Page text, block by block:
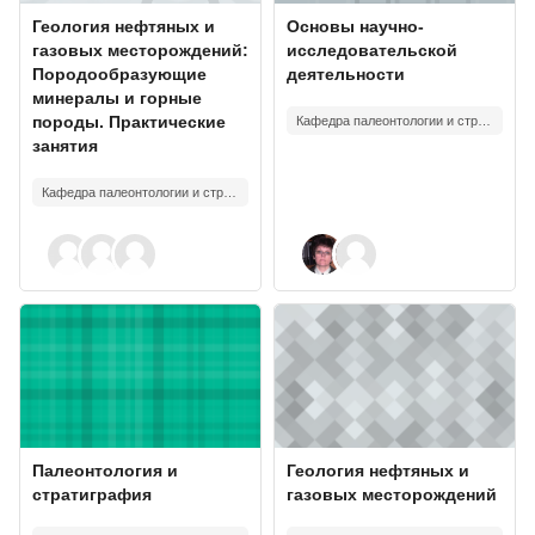
Изображение курса
Название курса
Геология нефтяных и
газовых месторождений:
Породообразующие
минералы и горные
породы. Практические
занятия
Изображение курса
Название курса
Основы научно-
исследовательской
деятельности
Изображение курса" Палеонтология и стратиграфия
Изображение курса
Название курса
Палеонтология и
стратиграфия
Изображение курса" Геология
Изображение курса
Название курса
Геология нефтяных и
газовых месторождений